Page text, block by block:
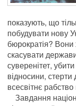
показують, що
побудувати нову
бюрократія?
скасувати
суверенітет,
відносини,
всесвітнє рабство
Завдання